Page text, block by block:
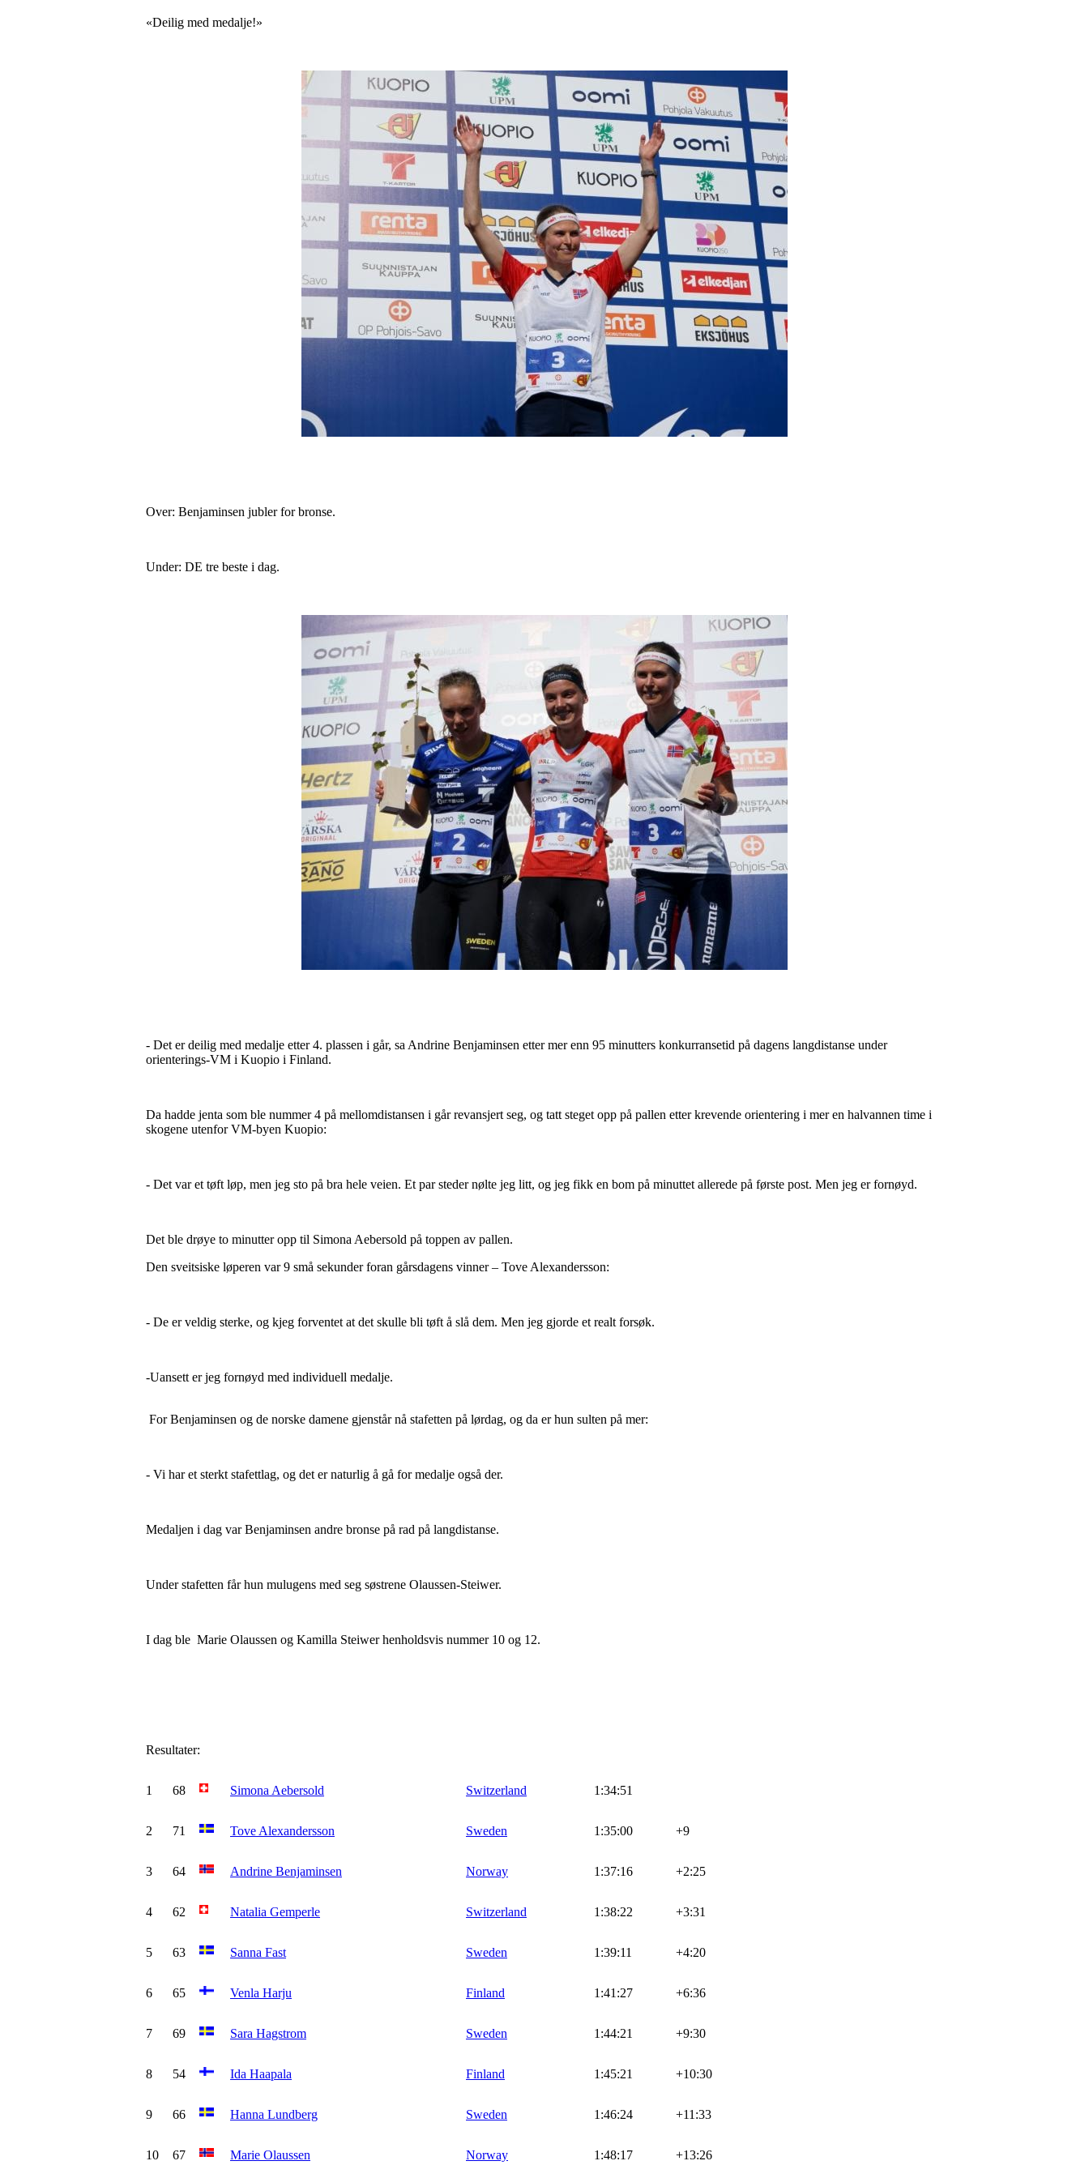
«Deilig med medalje!»
Over: Benjaminsen jubler for bronse.
Under: DE tre beste i dag.
- Det er deilig med medalje etter 4. plassen i går, sa Andrine Benjaminsen etter mer enn 95 minutters konkurransetid på dagens langdistanse under
orienterings-VM i Kuopio i Finland.
Da hadde jenta som ble nummer 4 på mellomdistansen i går revansjert seg, og tatt steget opp på pallen etter krevende orientering i mer en halvannen time i
skogene utenfor VM-byen Kuopio:
- Det var et tøft løp, men jeg sto på bra hele veien. Et par steder nølte jeg litt, og jeg fikk en bom på minuttet allerede på første post. Men jeg er fornøyd.
Det ble drøye to minutter opp til Simona Aebersold på toppen av pallen.
Den sveitsiske løperen var 9 små sekunder foran gårsdagens vinner – Tove Alexandersson:
- De er veldig sterke, og kjeg forventet at det skulle bli tøft å slå dem. Men jeg gjorde et realt forsøk.
-Uansett er jeg fornøyd med individuell medalje.
For Benjaminsen og de norske damene gjenstår nå stafetten på lørdag, og da er hun sulten på mer:
- Vi har et sterkt stafettlag, og det er naturlig å gå for medalje også der.
Medaljen i dag var Benjaminsen andre bronse på rad på langdistanse.
Under stafetten får hun mulugens med seg søstrene Olaussen-Steiwer.
I dag ble Marie Olaussen og Kamilla Steiwer henholdsvis nummer 10 og 12.
Resultater:
1 68 Simona Aebersold Switzerland 1:34:51
2 71 Tove Alexandersson Sweden 1:35:00 +9
3 64 Andrine Benjaminsen Norway 1:37:16 +2:25
4 62 Natalia Gemperle Switzerland 1:38:22 +3:31
5 63 Sanna Fast Sweden 1:39:11 +4:20
6 65 Venla Harju Finland 1:41:27 +6:36
7 69 Sara Hagstrom Sweden 1:44:21 +9:30
8 54 Ida Haapala Finland 1:45:21 +10:30
9 66 Hanna Lundberg Sweden 1:46:24 +11:33
10 67 Marie Olaussen Norway 1:48:17 +13:26